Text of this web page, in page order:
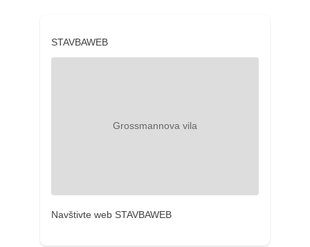
STAVBAWEB
Navštivte web STAVBAWEB